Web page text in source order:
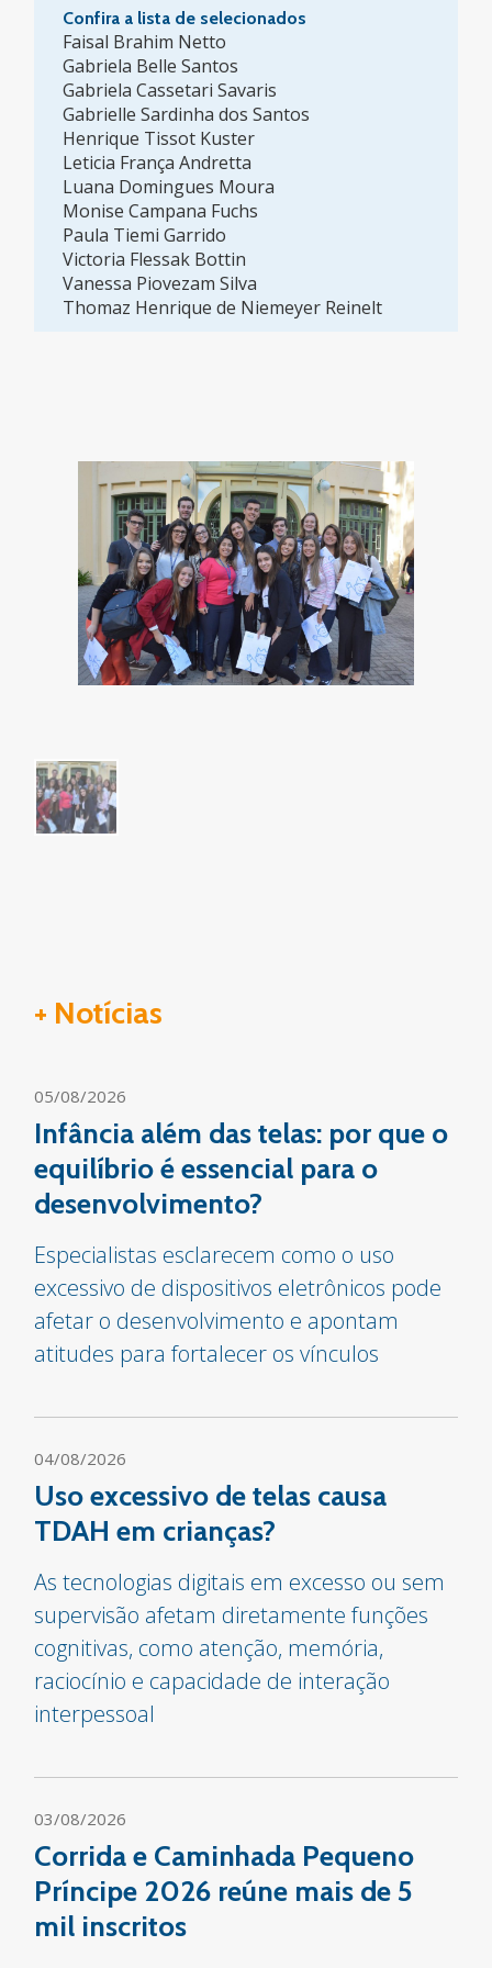
Confira a lista de selecionados
Faisal Brahim Netto
Gabriela Belle Santos
Gabriela Cassetari Savaris
Gabrielle Sardinha dos Santos
Henrique Tissot Kuster
Leticia França Andretta
Luana Domingues Moura
Monise Campana Fuchs
Paula Tiemi Garrido
Victoria Flessak Bottin
Vanessa Piovezam Silva
Thomaz Henrique de Niemeyer Reinelt
+ Notícias
05/08/2026
Infância além das telas: por que o
equilíbrio é essencial para o
desenvolvimento?
Especialistas esclarecem como o uso
excessivo de dispositivos eletrônicos pode
afetar o desenvolvimento e apontam
atitudes para fortalecer os vínculos
04/08/2026
Uso excessivo de telas causa
TDAH em crianças?
As tecnologias digitais em excesso ou sem
supervisão afetam diretamente funções
cognitivas, como atenção, memória,
raciocínio e capacidade de interação
interpessoal
03/08/2026
Corrida e Caminhada Pequeno
Príncipe 2026 reúne mais de 5
mil inscritos